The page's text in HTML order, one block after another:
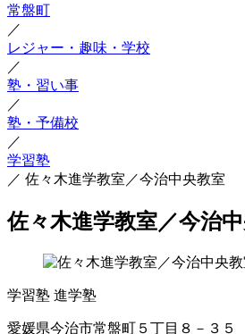
常盤町
／
レジャー・趣味・学校
／
塾・習い事
／
塾・予備校
／
学習塾
／ 佐々木進学教室／今治中央教室
佐々木進学教室／今治
学習塾 進学塾
愛媛県今治市常盤町５丁目８－３５